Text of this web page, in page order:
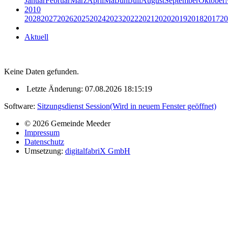
2010
20282027202620252024202320222021 2020201920182017
Aktuell
Keine Daten gefunden.
Letzte Änderung: 07.08.2026 18:15:19
Software: Sitzungsdienst Session(Wird in neuem Fenster geöffnet)
© 2026 Gemeinde Meeder
Impressum
Datenschutz
Umsetzung: digitalfabriX GmbH